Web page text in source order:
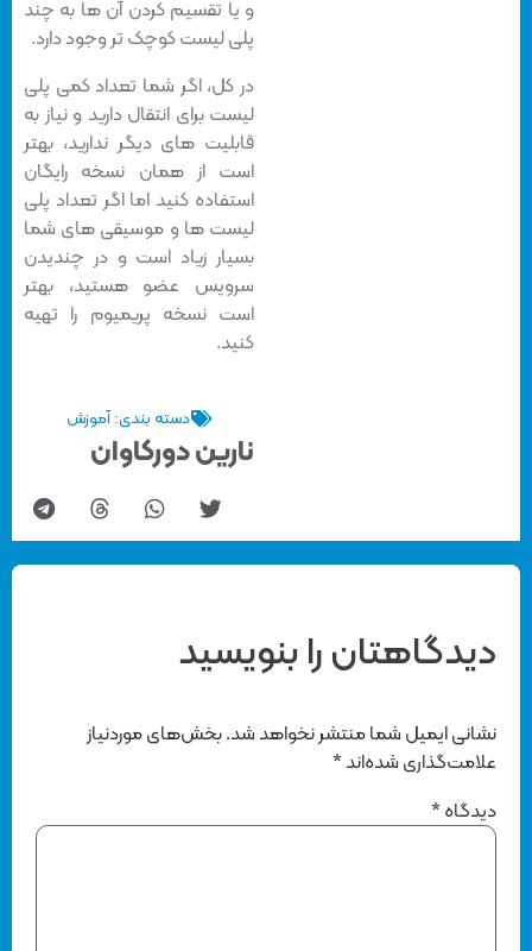
و یا تقسیم کردن آن ها به چند
پلی لیست کوچک تر وجود دارد.
در کل، اگر شما تعداد کمی پلی
لیست برای انتقال دارید و نیاز به
قابلیت های دیگر ندارید، بهتر
است از همان نسخه رایگان
استفاده کنید اما اگر تعداد پلی
لیست ها و موسیقی های شما
بسیار زیاد است و در چندیدن
سرویس عضو هستید، بهتر
است نسخه پریمیوم را تهیه
کنید.
دسته بندی:آموزش
نارین دورکاوان
دیدگاهتان را بنویسید
نشانی ایمیل شما منتشر نخواهد شد. بخش‌های موردنیاز
علامت‌گذاری شده‌اند*
دیدگاه*